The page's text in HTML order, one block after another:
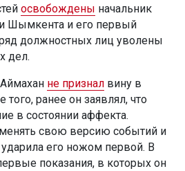
освобождены начальник
Шымкента и его первый
должностных лиц уволены
дел.
не признал вину в
ранее он заявлял, что
в состоянии аффекта.
менять свою версию событий и
ударила его ножом первой. В
показания, в которых он